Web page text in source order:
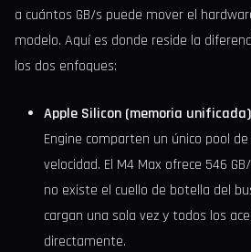
a cuántos GB/s puede mover el
modelo. Aquí es donde reside la
los dos enfoques:
Apple Silicon (memoria
Engine comparten un único pool
velocidad. El M4 Max ofrece 546
no existe el cuello de botella del
cargan una sola vez y todos los
directamente.